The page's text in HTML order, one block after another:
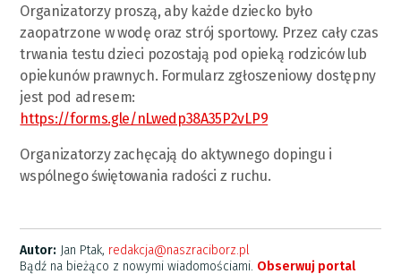
Organizatorzy proszą, aby każde dziecko było
zaopatrzone w wodę oraz strój sportowy. Przez cały czas
trwania testu dzieci pozostają pod opieką rodziców lub
opiekunów prawnych. Formularz zgłoszeniowy dostępny
jest pod adresem:
https://forms.gle/nLwedp38A35P2vLP9
Organizatorzy zachęcają do aktywnego dopingu i
wspólnego świętowania radości z ruchu.
Autor: Jan Ptak, redakcja@naszraciborz.pl
Bądź na bieżąco z nowymi wiadomościami. Obserwuj portal